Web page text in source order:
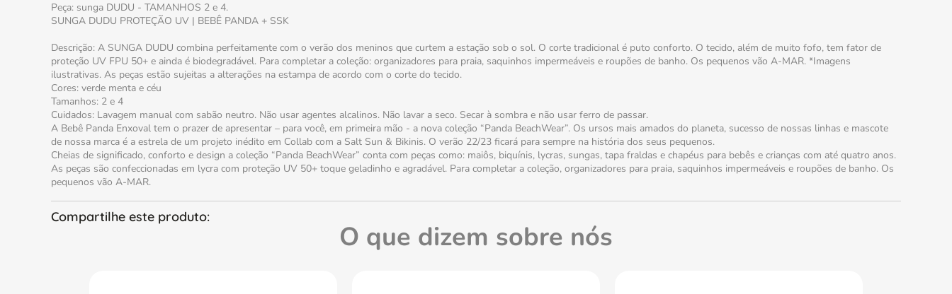
Peça: sunga DUDU - TAMANHOS 2 e 4.
SUNGA DUDU PROTEÇÃO UV | BEBÊ PANDA + SSK
Descrição: A SUNGA DUDU combina perfeitamente com o verão dos meninos que curtem a estação sob o sol. O corte tradicional é puto conforto. O tecido, além de muito fofo, tem fator de
proteção UV FPU 50+ e ainda é biodegradável. Para completar a coleção: organizadores para praia, saquinhos impermeáveis e roupões de banho. Os pequenos vão A-MAR. *Imagens
ilustrativas. As peças estão sujeitas a alterações na estampa de acordo com o corte do tecido.
Cores: verde menta e céu
Tamanhos: 2 e 4
Cuidados: Lavagem manual com sabão neutro. Não usar agentes alcalinos. Não lavar a seco. Secar à sombra e não usar ferro de passar.
A Bebê Panda Enxoval tem o prazer de apresentar – para você, em primeira mão - a nova coleção “Panda BeachWear”. Os ursos mais amados do planeta, sucesso de nossas linhas e mascote
de nossa marca é a estrela de um projeto inédito em Collab com a Salt Sun & Bikinis. O verão 22/23 ficará para sempre na história dos seus pequenos.
Cheias de significado, conforto e design a coleção “Panda BeachWear” conta com peças como: maiôs, biquínis, lycras, sungas, tapa fraldas e chapéus para bebês e crianças com até quatro anos.
As peças são confeccionadas em lycra com proteção UV 50+ toque geladinho e agradável. Para completar a coleção, organizadores para praia, saquinhos impermeáveis e roupões de banho. Os
pequenos vão A-MAR.
O que dizem sobre nós